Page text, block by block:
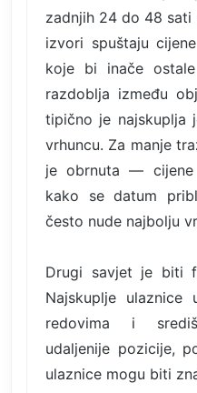
zadnjih 24 do 48 sati
izvori spuštaju
koje bi inače ostale
razdoblja između
tipično je najskuplja
vrhuncu. Za manje
je obrnuta — cijene
kako se datum
često nude najbolju
Drugi savjet je biti
Najskuplje
redovima i
udaljenije pozicije,
ulaznice mogu biti